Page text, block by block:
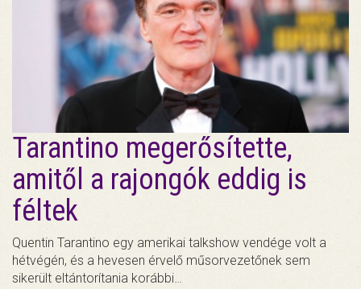
Tarantino megerősítette,
amitől a rajongók eddig is
féltek
Quentin Tarantino egy amerikai talkshow vendége volt a
hétvégén, és a hevesen érvelő műsorvezetőnek sem
sikerült eltántorítania korábbi…